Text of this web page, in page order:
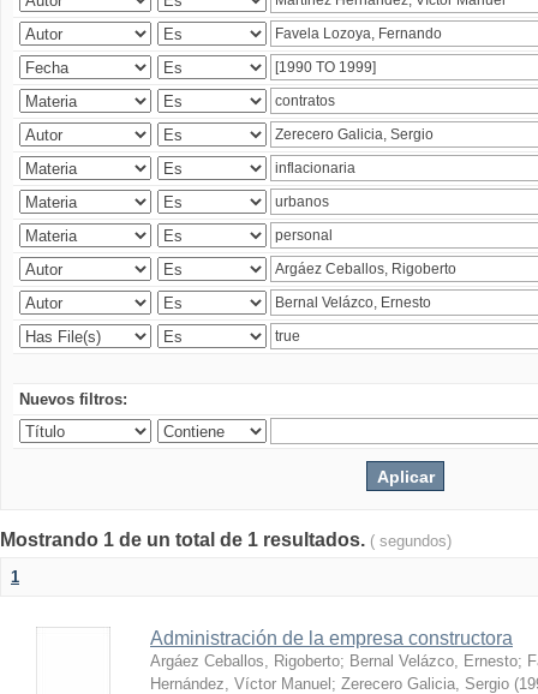
Nuevos filtros:
Mostrando 1 de un total de 1 resultados. ( segundos)
1
Administración de la empresa constructora
Argáez Ceballos, Rigoberto; Bernal Velázco, Ernesto;
Hernández, Víctor Manuel ; Zerecero Galicia, Sergio (